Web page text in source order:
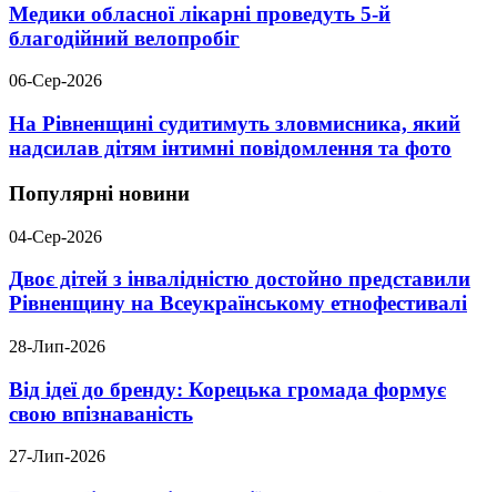
Медики обласної лікарні проведуть 5-й
благодійний велопробіг
06-Сер-2026
На Рівненщині судитимуть зловмисника, який
надсилав дітям інтимні повідомлення та фото
Популярні новини
04-Сер-2026
Двоє дітей з інвалідністю достойно представили
Рівненщину на Всеукраїнському етнофестивалі
28-Лип-2026
Від ідеї до бренду: Корецька громада формує
свою впізнаваність
27-Лип-2026